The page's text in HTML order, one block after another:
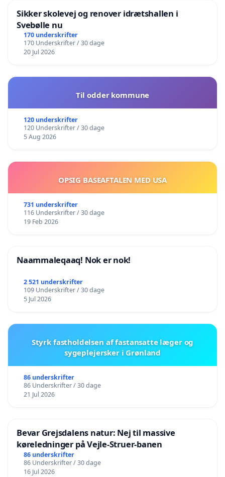
Sikker skolevej og renover idrætshallen i
Svebølle nu
170 underskrifter
170 Underskrifter / 30 dage
20 Jul 2026
Til odder kommune
120 underskrifter
120 Underskrifter / 30 dage
5 Aug 2026
OPSIG BASEAFTALEN MED USA
731 underskrifter
116 Underskrifter / 30 dage
19 Feb 2026
Naammaleqaaq! Nok er nok!
2 521 underskrifter
109 Underskrifter / 30 dage
5 Jul 2026
Styrk fastholdelsen af fastansatte læger og
sygeplejersker i Grønland
86 underskrifter
86 Underskrifter / 30 dage
21 Jul 2026
Bevar Grejsdalens natur: Nej til massive
køreledninger på Vejle-Struer-banen
86 underskrifter
86 Underskrifter / 30 dage
16 Jul 2026